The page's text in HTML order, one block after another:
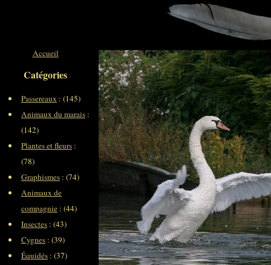
Accueil
Catégories
Passereaux : (145)
Animaux du marais :
(142)
Plantes et fleurs :
(78)
Graphismes : (74)
Animaux de
compagnie : (44)
Insectes : (43)
Cygnes : (39)
Équidés : (37)